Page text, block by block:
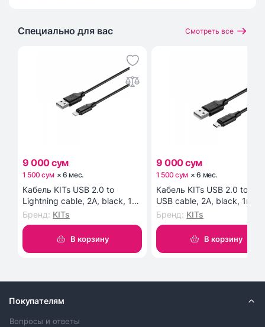
Специально для вас Смотреть все
9 000 сум
1 500 сум × 6 мес.
Кабель KITs USB 2.0 to
Lightning cable, 2A, black, 1m
(KITS-W-003)
Бренд: KITs
В корзину
9 000 сум
1 500 сум ×6 мес.
Кабель KITs USB 2.0 to
USB cable, 2A, black, 1m
(KITS-W-002)
Бренд: KITs
В корзину
Покупателям
Вопросы и ответы